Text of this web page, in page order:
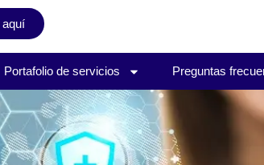
Portafolio de servicios Preguntas